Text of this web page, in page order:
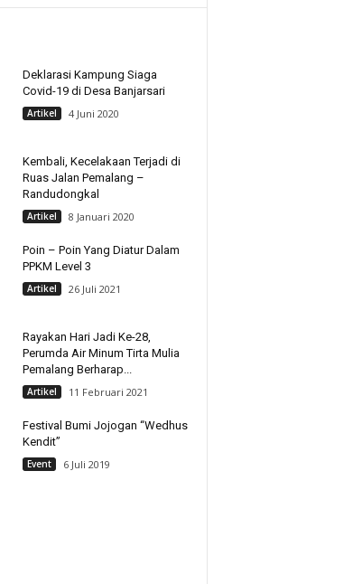
Deklarasi Kampung Siaga
Covid-19 di Desa Banjarsari
Artikel 4 Juni 2020
Kembali, Kecelakaan Terjadi di
Ruas Jalan Pemalang –
Randudongkal
Artikel 8 Januari 2020
Poin – Poin Yang Diatur Dalam
PPKM Level 3
Artikel 26 Juli 2021
Rayakan Hari Jadi Ke-28,
Perumda Air Minum Tirta Mulia
Pemalang Berharap...
Artikel 11 Februari 2021
Festival Bumi Jojogan “Wedhus
Kendit”
Event 6 Juli 2019